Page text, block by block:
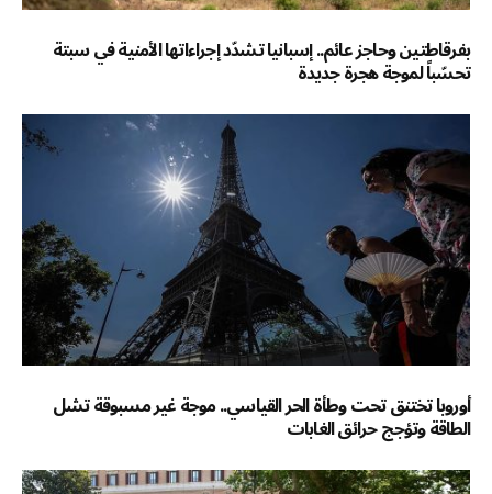
بفرقاطتين وحاجز عائم.. إسبانيا تشدّد إجراءاتها الأمنية في سبتة
تحسّباً لموجة هجرة جديدة
أوروبا تختنق تحت وطأة الحر القياسي.. موجة غير مسبوقة تشل
الطاقة وتؤجج حرائق الغابات